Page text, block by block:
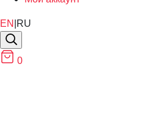
EN RU
0